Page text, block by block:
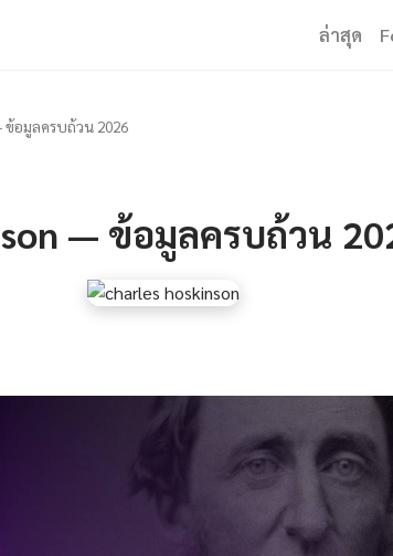
ล่าสุด
ข้อมูลครบถ้วน 2026
— ข้อมูลครบถ้วน